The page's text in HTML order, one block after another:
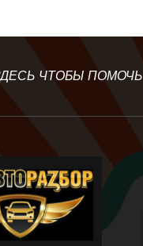
ЧТОБЫ ПОМОЧЬ